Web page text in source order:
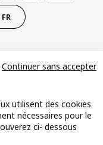
FR
aux cookies
: non conforme
utilisent des cookies
nécessaires pour le
ci- dessous
Continuer sans accepter